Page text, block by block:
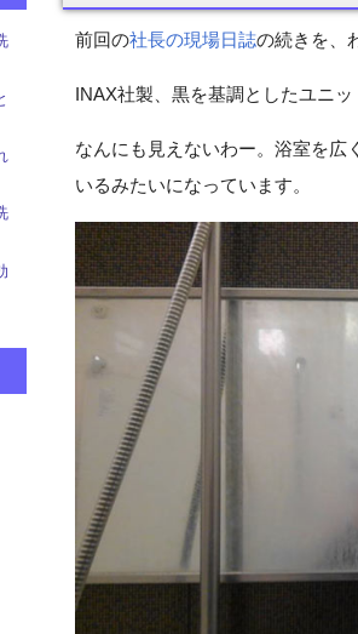
前回の社長の現場日誌の続きを、
INAX社製、黒を基調としたユニッ
なんにも見えないわー。浴室を広
いるみたいになっています。